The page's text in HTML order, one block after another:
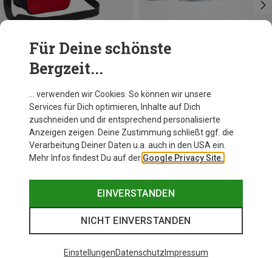
Du sparst 30%
GSI
16,27 €
Für Deine schönste
Bergzeit...
… verwenden wir Cookies. So können wir unsere
Services für Dich optimieren, Inhalte auf Dich
zuschneiden und dir entsprechend personalisierte
Anzeigen zeigen. Deine Zustimmung schließt ggf. die
Verarbeitung Deiner Daten u.a. auch in den USA ein.
Mehr Infos findest Du auf der Google Privacy Site.
EINVERSTANDEN
NICHT EINVERSTANDEN
EinstellungenDatenschutz Impressum